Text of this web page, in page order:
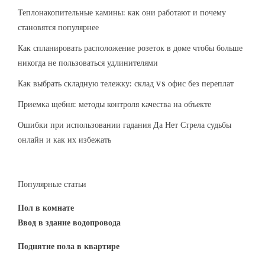
Теплонакопительные камины: как они работают и почему
становятся популярнее
Как спланировать расположение розеток в доме чтобы больше
никогда не пользоваться удлинителями
Как выбрать складную тележку: склад vs офис без переплат
Приемка щебня: методы контроля качества на объекте
Ошибки при использовании гадания Да Нет Стрела судьбы
онлайн и как их избежать
Популярные статьи
Пол в комнате
Ввод в здание водопровода
Поднятие пола в квартире